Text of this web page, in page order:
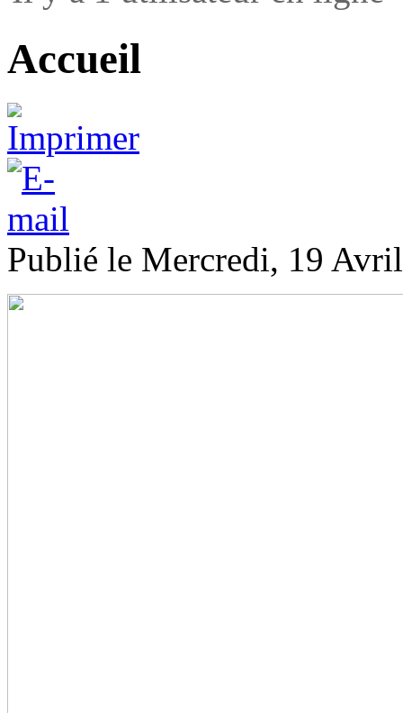
Accueil
Publié le Mercredi, 19